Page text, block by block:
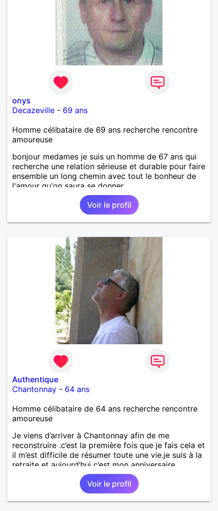
onys
Decazeville - 69 ans
Homme célibataire de 69 ans recherche rencontre
amoureuse
bonjour medames je suis un homme de 67 ans qui
recherche une relation sérieuse et durable pour faire
ensemble un long chemin avec tout le bonheur de
l'amour qu'on saura se donner.
Voir le profil
Authentique
Chantonnay - 64 ans
Homme célibataire de 64 ans recherche rencontre
amoureuse
Je viens d’arriver à Chantonnay afin de me
reconstruire .c’est la première fois que je fais cela et
il m’est difficile de résumer toute une vie.je suis à la
retraite et aujourd’hui c’est mon anniversaire
!J’aimerais rencontrer quelqu’un qui partage les
mêmes valeurs qui font de quelqu’un un être humain
Voir le profil